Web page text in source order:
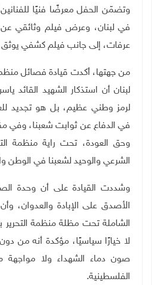
وتضمّن الحفل معرضًا فنيًا للفنانين
في لبنان، وعرض فيلم وثائقي عن
عرفات، إلى جانب فيلم كشفي
من جهتها، أكدت قيادة فصائل
لبنان أن استذكار الشهيد القائد
لرمز وطني عظيم، بل هو تجديد
في الدفاع عن ثوابت شعبنا، وفي
وحق العودة، تحت راية منظمة
الشرعي والوحيد لشعبنا في الوطن
وشددت القيادة على أن وحدة
الأصدق على الإبادة والعدوان،
الشاملة تحت مظلة منظمة التحرير
لا خيارًا سياسيًا، مؤكدة أنه من
صون دماء الشهداء ولا مواجهة
الفلسطينية.